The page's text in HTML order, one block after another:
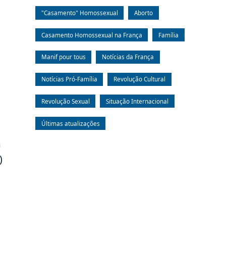
"Casamento" Homossexual Aborto
Casamento Homossexual na França Família
Manif pour tous Notícias da França
Notícias Pró-Família Revolução Cultural
Revolução Sexual Situação Internacional
Últimas atualizações